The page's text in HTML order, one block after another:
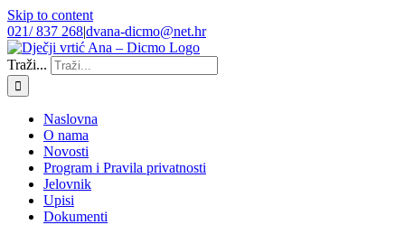
Skip to content
021/ 837 268|dvana-dicmo@net.hr
Traži...
Naslovna
O nama
Novosti
Program i Pravila privatnosti
Jelovnik
Upisi
Dokumenti